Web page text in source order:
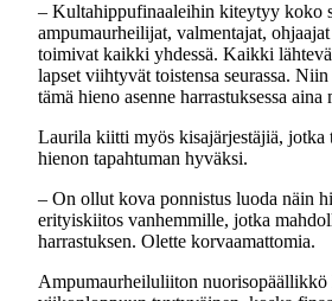
– Kultahippufinaaleihin kiteytyy koko
ampumaurheilijat, valmentajat,
toimivat kaikki yhdessä. Kaikki
lapset viihtyvät toistensa seurassa.
tämä hieno asenne harrastuksessa aina
Laurila kiitti myös kisajärjestäjiä, jotka
hienon tapahtuman hyväksi.
– On ollut kova ponnistus luoda näin
erityiskiitos vanhemmille, jotka
harrastuksen. Olette korvaamattomia.
Ampumaurheiluliiton nuorisopäällikkö